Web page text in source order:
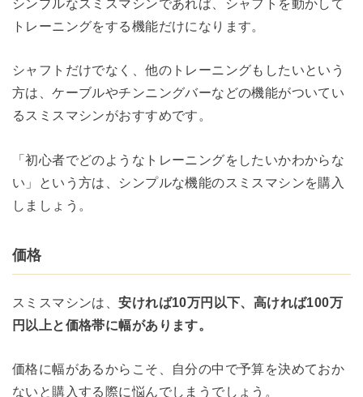
シンプルなスミスマシンであれば、シャフトを動かして
トレーニングをする機能だけになります。
シャフトだけでなく、他のトレーニングもしたいという
方は、ケーブルやチンニングバーなどの機能がついてい
るスミスマシンがおすすめです。
「初心者でどのようなトレーニングをしたいかわからな
い」という方は、シンプルな機能のスミスマシンを購入
しましょう。
価格
スミスマシンは、安ければ10万円以下、高ければ100万
円以上と価格帯に幅があります。
価格に幅があるからこそ、自分の中で予算を決めておか
ないと購入する際に悩んでしまうでしょう。